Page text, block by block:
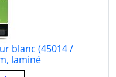
blanc (45014 /
laminé